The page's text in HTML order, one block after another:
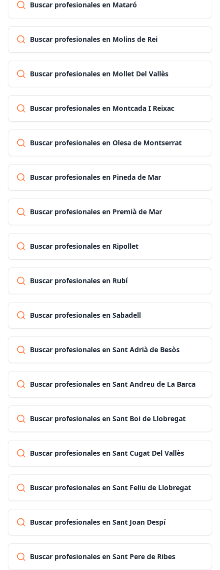
Buscar profesionales en Mataró
Buscar profesionales en Molins de Rei
Buscar profesionales en Mollet Del Vallès
Buscar profesionales en Montcada I Reixac
Buscar profesionales en Olesa de Montserrat
Buscar profesionales en Pineda de Mar
Buscar profesionales en Premià de Mar
Buscar profesionales en Ripollet
Buscar profesionales en Rubí
Buscar profesionales en Sabadell
Buscar profesionales en Sant Adrià de Besòs
Buscar profesionales en Sant Andreu de La Barca
Buscar profesionales en Sant Boi de Llobregat
Buscar profesionales en Sant Cugat Del Vallès
Buscar profesionales en Sant Feliu de Llobregat
Buscar profesionales en Sant Joan Despí
Buscar profesionales en Sant Pere de Ribes